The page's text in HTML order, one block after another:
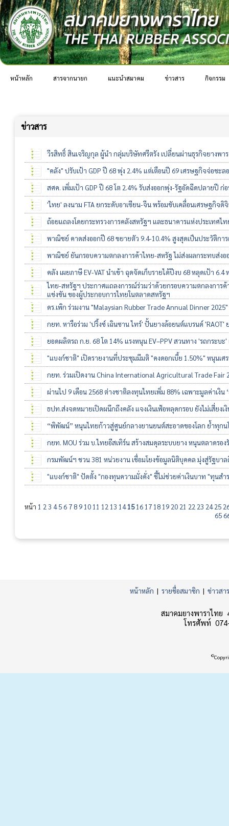
หน้าหลัก สารจากนายก แนะนำสมาคม ข่าวสาร กิจกรรม
ข่าวสาร
วีรสิทธิ์ สินเจริญกุล ผู้นำ กลุ่มบริษัทศรีตรัง เปลี่ยนผ่านธุรกิจยางพา
"คลัง" ปรับเป้า GDP ปี 68 พุ่ง 2.4% แต่เตือนปี 69 เศรษฐกิจจ่อชะ
สศค. เพิ่มเป้า GDP ปี 68 โต 2.4% รับส่งออกพุ่ง-รัฐอัดฉีดปลายปี ก่
'ไทย' ลงนาม FTA ยกระดับอาเซียน-จีน พร้อมขับเคลื่อนเศรษฐกิจ
ถ้อยแถลงโดยกระทรวงการคลังสหรัฐฯ และธนาคารแห่งประเทศไท
พาณิชย์ คาดส่งออกปี 68 ขยายตัว 9.4-10.4% สูงสุดเป็นประวัติกา
พาณิชย์ ยันกรอบความตกลงการค้าไทย-สหรัฐ ไม่ส่งผลกระทบส่งอ
คลัง เผยภาษี EV-VAT นำเข้า ฉุดจัดเก็บรายได้ปีงบ 68 หลุดเป้า 6.4
ไทย-สหรัฐฯ ประกาศแถลงการณ์ร่วมว่าด้วยกรอบความตกลงการ
แข่งขัน ของผู้ประกอบการไทยในตลาดสหรัฐฯ
ดร.เพิก ร่วมงาน "Malaysian Rubber Trade Annual Dinner
กยท. หารือร่วม 'ปริ้งซ์ เฉินซาน ไทร์' ปั้นยางล้อยนต์แบรนด์
ยอดผลิตรถ ก.ย. 68 โต 14% แรงหนุน EV–PPV สวนทาง 'รถกระบะ
"แบงก์ชาติ" เปิดรายงานที่ประชุมมีมติ "คงดอกเบี้ย 1.50%" หนุนเศ
กยท. ร่วมเปิดงาน China International Agricultural Trade Fair
ผ่านไป 9 เดือน 2568 ต่างชาติลงทุนไทยเพิ่ม 88% เฉพาะมูลค่าเงิน
ธปท.ส่งจดหมายเปิดผนึกถึงคลัง แจงเงินเฟ้อหลุดกรอบ ยังไม่เสี่ยงเ
“พิพัฒน์” หนุนไทยก้าวสู่ศูนย์กลางยานยนต์สะอาดของโลก ย้ำทุกน
กยท. MOU ร่วม บ.ไทยอีสเทิร์น สร้างสมดุลระบบยาง หนุนตลาดรอ
กรมพัฒน์ฯ ชวน 381 หน่วยงาน เชื่อมโยงข้อมูลนิติบุคคล มุ่งสู่รัฐบา
"แบงก์ชาติ" ปัดตั้ง "กองทุนความมั่งคั่ง" ชี้ไม่ช่วยค่าเงินบาท "ทุนสำ
หน้า 1 2 3 456 78 9 10 11 12 13 141516 17 18 19 20 21 22 23 2425
65
หน้าหลัก | รายชื่อสมาชิก | ข่าวสาร
สมาคมยางพาราไทย
โทรศัพท์
©